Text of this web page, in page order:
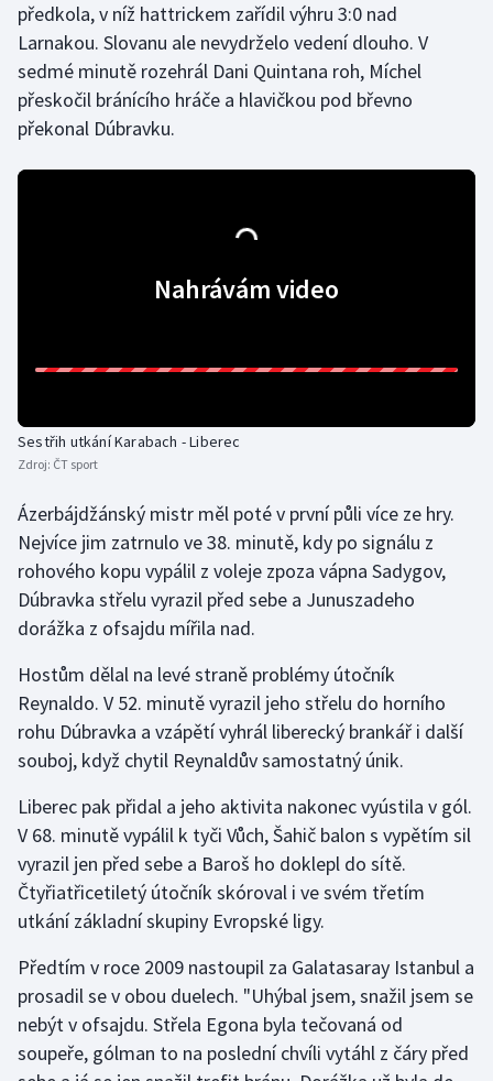
Moderní pětiboj
Motorsport
Olympijské hry
Plážový volejbal
Rychlostní kanoistika
Sportovní střelba
Stolní tenis
Veslování
Vodní slalom
Volejbal
Ostatní
předkola, v níž hattrickem zařídil výhru 3:0 nad
Larnakou. Slovanu ale nevydrželo vedení dlouho. V
sedmé minutě rozehrál Dani Quintana roh, Míchel
přeskočil bránícího hráče a hlavičkou pod břevno
překonal Dúbravku.
Nahrávám video
Sestřih utkání Karabach - Liberec
Zdroj: ČT sport
Ázerbájdžánský mistr měl poté v první půli více ze hry.
Nejvíce jim zatrnulo ve 38. minutě, kdy po signálu z
rohového kopu vypálil z voleje zpoza vápna Sadygov,
Dúbravka střelu vyrazil před sebe a Junuszadeho
dorážka z ofsajdu mířila nad.
Hostům dělal na levé straně problémy útočník
Reynaldo. V 52. minutě vyrazil jeho střelu do horního
rohu Dúbravka a vzápětí vyhrál liberecký brankář i další
souboj, když chytil Reynaldův samostatný únik.
Liberec pak přidal a jeho aktivita nakonec vyústila v gól.
V 68. minutě vypálil k tyči Vůch, Šahič balon s vypětím sil
vyrazil jen před sebe a Baroš ho doklepl do sítě.
Čtyřiatřicetiletý útočník skóroval i ve svém třetím
utkání základní skupiny Evropské ligy.
Předtím v roce 2009 nastoupil za Galatasaray Istanbul a
prosadil se v obou duelech. "Uhýbal jsem, snažil jsem se
nebýt v ofsajdu. Střela Egona byla tečovaná od
soupeře, gólman to na poslední chvíli vytáhl z čáry před